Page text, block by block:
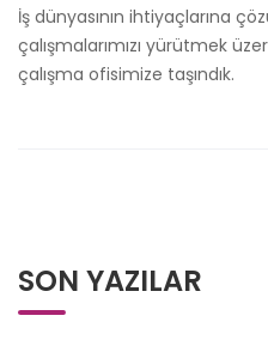
İş dünyasının ihtiyaçlarına
çalışmalarımızı yürütmek
çalışma ofisimize taşındık.
SON YAZILAR